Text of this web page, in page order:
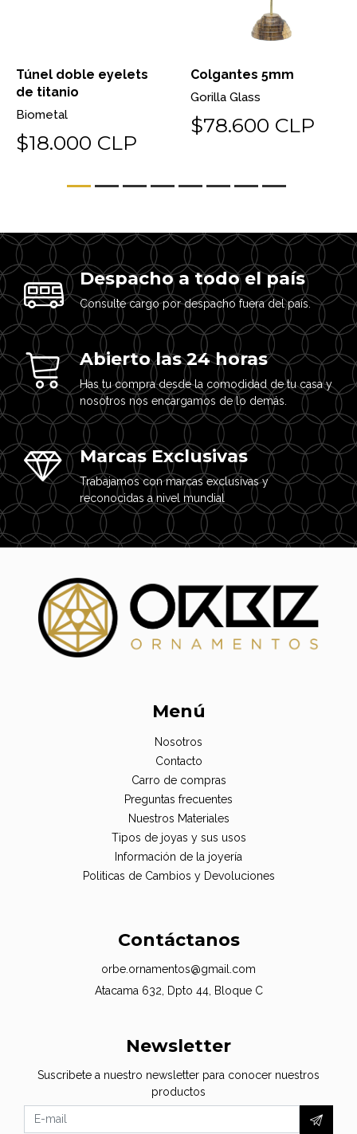
Túnel doble eyelets
de titanio
Biometal
$18.000 CLP
Colgantes 5mm
Gorilla Glass
$78.600 CLP
Despacho a todo el país
Consulte cargo por despacho fuera del país.
Abierto las 24 horas
Has tu compra desde la comodidad de tu casa y
nosotros nos encargamos de lo demás.
Marcas Exclusivas
Trabajamos con marcas exclusivas y
reconocidas a nivel mundial
Menú
Nosotros
Contacto
Carro de compras
Preguntas frecuentes
Nuestros Materiales
Tipos de joyas y sus usos
Información de la joyería
Politicas de Cambios y Devoluciones
Contáctanos
orbe.ornamentos@gmail.com
Atacama 632, Dpto 44, Bloque C
Newsletter
Suscribete a nuestro newsletter para conocer nuestros
productos